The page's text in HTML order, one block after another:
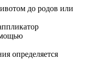
до родов или
определяется